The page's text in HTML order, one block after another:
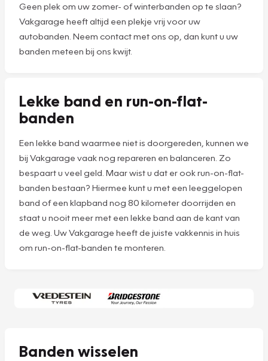
Geen plek om uw zomer- of winterbanden op te slaan?
Vakgarage heeft altijd een plekje vrij voor uw
autobanden. Neem contact met ons op, dan kunt u uw
banden meteen bij ons kwijt.
Lekke band en run-on-flat-
banden
Een lekke band waarmee niet is doorgereden, kunnen we
bij Vakgarage vaak nog repareren en balanceren. Zo
bespaart u veel geld. Maar wist u dat er ook run-on-flat-
banden bestaan? Hiermee kunt u met een leeggelopen
band of een klapband nog 80 kilometer doorrijden en
staat u nooit meer met een lekke band aan de kant van
de weg. Uw Vakgarage heeft de juiste vakkennis in huis
om run-on-flat-banden te monteren.
Banden wisselen